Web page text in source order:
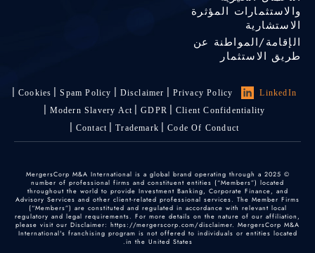
والاستثمارات المؤثرة
الاستشارية
الإقامة/المواطنة عن
طريق الاستثمار
LinkedIn
Privacy Policy
Disclaimer
Spam Policy
Cookies
Client Confidentiality
GDPR
Modern Slavery Act
Code Of Conduct
Trademark
Contact
© 2025 MergersCorp M&A International is a global brand operating through a
number of professional firms and constituent entities (“Members”) located
throughout the world to provide Investment Banking, Corporate Finance, and
Advisory Services and other client-related professional services. The Member Firms
(“Members”) are constituted and regulated in accordance with relevant local
regulatory and legal requirements. For more details on the nature of our affiliation,
please visit our Disclaimer: https://mergerscorp.com/disclaimer. MergersCorp M&A
International's franchising program is not offered to individuals or entities located
in the United States.